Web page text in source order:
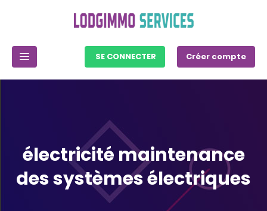
SE CONNECTER Créer compte
électricité maintenance
des systèmes électriques